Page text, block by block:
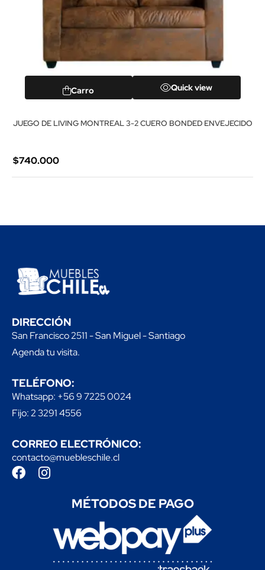
Carro Quick view
JUEGO DE LIVING MONTREAL 3-2 CUERO BONDED ENVEJECIDO
$740.000
DIRECCIÓN
San Francisco 2511 - San Miguel - Santiago
Agenda tu visita.
TELÉFONO:
Whatsapp: +56 9 7225 0024
Fijo: 2 3291 4556
CORREO ELECTRÓNICO:
contacto@muebleschile.cl
MÉTODOS DE PAGO